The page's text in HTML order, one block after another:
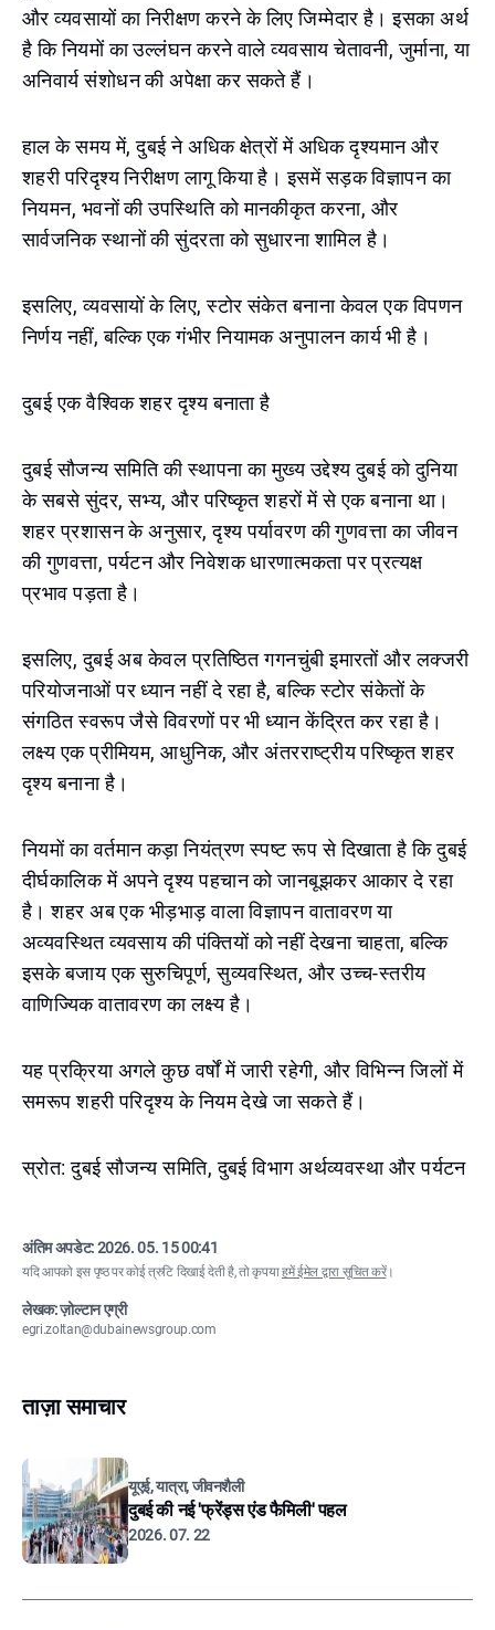
और व्यवसायों का निरीक्षण करने के लिए जिम्मेदार है। इसका अर्थ
है कि नियमों का उल्लंघन करने वाले व्यवसाय चेतावनी, जुर्माना, या
अनिवार्य संशोधन की अपेक्षा कर सकते हैं।
हाल के समय में, दुबई ने अधिक क्षेत्रों में अधिक दृश्यमान और
शहरी परिदृश्य निरीक्षण लागू किया है। इसमें सड़क विज्ञापन का
नियमन, भवनों की उपस्थिति को मानकीकृत करना, और
सार्वजनिक स्थानों की सुंदरता को सुधारना शामिल है।
इसलिए, व्यवसायों के लिए, स्टोर संकेत बनाना केवल एक विपणन
निर्णय नहीं, बल्कि एक गंभीर नियामक अनुपालन कार्य भी है।
दुबई एक वैश्विक शहर दृश्य बनाता है
दुबई सौजन्य समिति की स्थापना का मुख्य उद्देश्य दुबई को दुनिया
के सबसे सुंदर, सभ्य, और परिष्कृत शहरों में से एक बनाना था।
शहर प्रशासन के अनुसार, दृश्य पर्यावरण की गुणवत्ता का जीवन
की गुणवत्ता, पर्यटन और निवेशक धारणात्मकता पर प्रत्यक्ष
प्रभाव पड़ता है।
इसलिए, दुबई अब केवल प्रतिष्ठित गगनचुंबी इमारतों और लक्जरी
परियोजनाओं पर ध्यान नहीं दे रहा है, बल्कि स्टोर संकेतों के
संगठित स्वरूप जैसे विवरणों पर भी ध्यान केंद्रित कर रहा है।
लक्ष्य एक प्रीमियम, आधुनिक, और अंतरराष्ट्रीय परिष्कृत शहर
दृश्य बनाना है।
नियमों का वर्तमान कड़ा नियंत्रण स्पष्ट रूप से दिखाता है कि दुबई
दीर्घकालिक में अपने दृश्य पहचान को जानबूझकर आकार दे रहा
है। शहर अब एक भीड़भाड़ वाला विज्ञापन वातावरण या
अव्यवस्थित व्यवसाय की पंक्तियों को नहीं देखना चाहता, बल्कि
इसके बजाय एक सुरुचिपूर्ण, सुव्यवस्थित, और उच्च-स्तरीय
वाणिज्यिक वातावरण का लक्ष्य है।
यह प्रक्रिया अगले कुछ वर्षों में जारी रहेगी, और विभिन्न जिलों में
समरूप शहरी परिदृश्य के नियम देखे जा सकते हैं।
स्रोत: दुबई सौजन्य समिति, दुबई विभाग अर्थव्यवस्था और पर्यटन
अंतिम अपडेट:2026. 05. 15 00:41
यदि आपको इस पृष्ठ पर कोई त्रुटि दिखाई देती है, तो कृपयाहमें ईमेल द्वारा सूचित करें।
लेखक: ज़ोल्टान एग्री
egri.zoltan@dubainewsgroup.com
ताज़ा समाचार
यूएई, यात्रा, जीवनशैली
दुबई की नई 'फ्रेंड्स एंड फैमिली' पहल
2026. 07. 22